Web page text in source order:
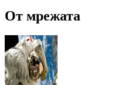
От мрежата